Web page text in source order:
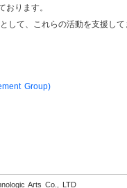
おります。
して、これらの活動を支援して
Group)
Arts Co., LTD